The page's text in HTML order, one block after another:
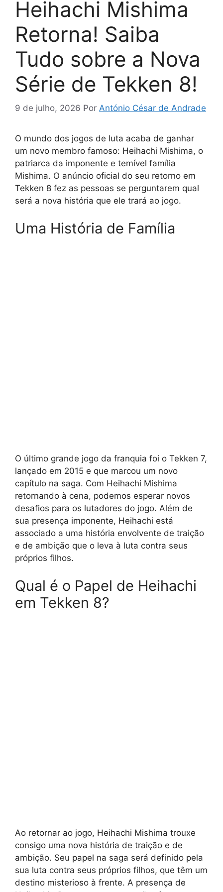
Heihachi Mishima
Retorna! Saiba
Tudo sobre a Nova
Série de Tekken 8!
9 de julho, 2026 Por António César de Andrade
O mundo dos jogos de luta acaba de ganhar
um novo membro famoso: Heihachi Mishima, o
patriarca da imponente e temível família
Mishima. O anúncio oficial do seu retorno em
Tekken 8 fez as pessoas se perguntarem qual
será a nova história que ele trará ao jogo.
Uma História de Família
O último grande jogo da franquia foi o Tekken 7,
lançado em 2015 e que marcou um novo
capítulo na saga. Com Heihachi Mishima
retornando à cena, podemos esperar novos
desafios para os lutadores do jogo. Além de
sua presença imponente, Heihachi está
associado a uma história envolvente de traição
e de ambição que o leva à luta contra seus
próprios filhos.
Qual é o Papel de Heihachi
em Tekken 8?
Ao retornar ao jogo, Heihachi Mishima trouxe
consigo uma nova história de traição e de
ambição. Seu papel na saga será definido pela
sua luta contra seus próprios filhos, que têm um
destino misterioso à frente. A presença de